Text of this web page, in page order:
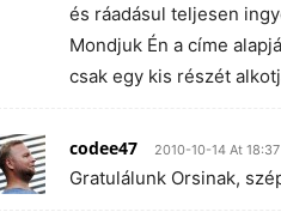
és ráadásul teljesen
Mondjuk Én a címe
csak egy kis részét
codee47 2010-10-14 At 18:37
Gratulálunk Orsinak,